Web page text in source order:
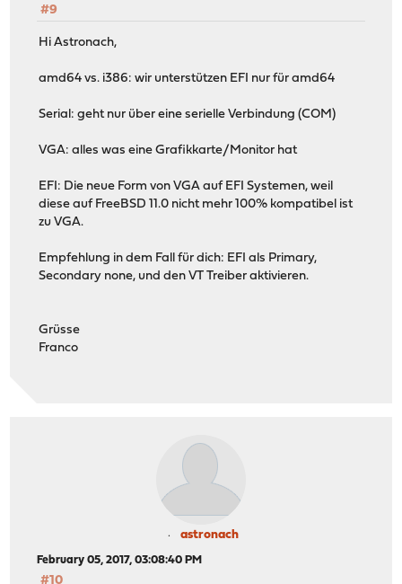
#9
Hi Astronach,
amd64 vs. i386: wir unterstützen EFI nur für amd64
Serial: geht nur über eine serielle Verbindung (COM)
VGA: alles was eine Grafikkarte/Monitor hat
EFI: Die neue Form von VGA auf EFI Systemen, weil
diese auf FreeBSD 11.0 nicht mehr 100% kompatibel ist
zu VGA.
Empfehlung in dem Fall für dich: EFI als Primary,
Secondary none, und den VT Treiber aktivieren.
Grüsse
Franco
astronach
February 05, 2017, 03:08:40 PM
#10